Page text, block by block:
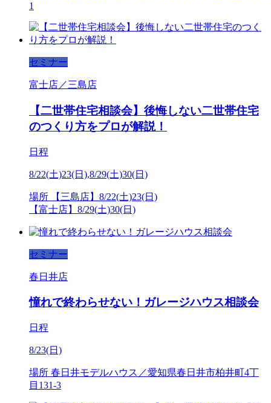
1
セミナー
富士店／三島店
【二世帯住宅相談会】後悔しない二世帯住宅
のつくり方をプロが解説！
日程
8/22(土)23(日),8/29(土)30(日)
場所 【三島店】8/22(土)23(日)
【富士店】8/29(土)30(日)
セミナー
春日井店
憧れで終わらせない！ガレージハウス相談会
日程
8/23(日)
場所 春日井モデルハウス／愛知県春日井市柏井町4丁
目131-3